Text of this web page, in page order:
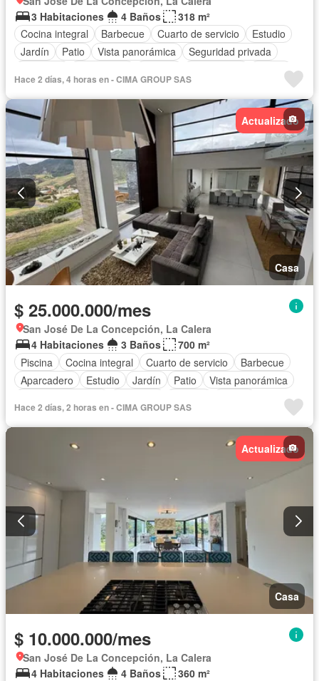
3 Habitaciones
4 Baños
318 m²
Cocina integral
Barbecue Cuarto de servicio
Estudio
Jardín
Patio Vista panorámica
Seguridad privada
Balcón
Chimenea
Caseta de vigilancia
Completamente amoblado
Hace 2 días, 4 horas en - CIMA GROUP SAS
Actualizado
Casa
$ 25.000.000/mes
San José De La Concepción, La Calera
4 Habitaciones
3 Baños
700 m²
Piscina
Cocina integral Cuarto de servicio
Barbecue
Aparcadero
Estudio Jardín Patio
Vista panorámica
Chimenea
Caseta de vigilancia Depósito
Hace 2 días, 2 horas en - CIMA GROUP SAS
Actualizado
Casa
$ 10.000.000/mes
San José De La Concepción, La Calera
4 Habitaciones
4 Baños
360 m²